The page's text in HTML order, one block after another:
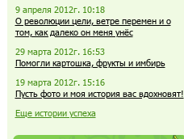
9 апреля 2012г. 10:18
О революции цели, ветре перемен и о
том, как далеко он меня унёс
29 марта 2012г. 16:53
Помогли картошка, фрукты и имбирь
19 марта 2012г. 15:16
Пусть фото и моя история вас вдохновят!
Еще истории успеха